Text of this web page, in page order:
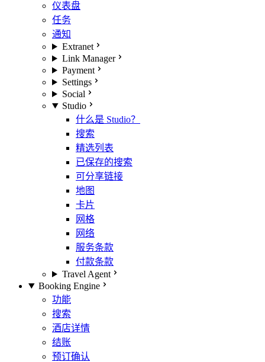
仪表盘
任务
通知
Extranet
Link Manager
Payment
Settings
Social
Studio
什么是 Studio？
搜索
精选列表
已保存的搜索
可分享链接
地图
卡片
网格
网络
服务条款
付款条款
Travel Agent
Booking Engine
功能
搜索
酒店详情
结账
预订确认